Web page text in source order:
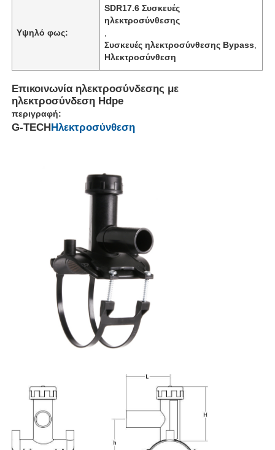
Προϊόντα
Σχετικά με εμάς
Υψηλό φως:
SDR17.6 Συσκευές
ηλεκτροσύνθεσης
Συσκευές ηλεκτροσύνθεσης Bypass
Ηλεκτροσύνθεση
Επικοινωνία ηλεκτροσύνδεσης με
ηλεκτροσύνδεση Hdpe
περιγραφή:
G-TECHΗλεκτροσύνθεση